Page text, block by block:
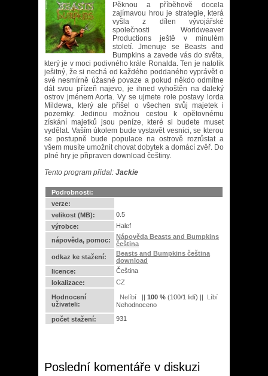
Pěknou a příběhově docela
zajímavou hrou je strategie, která
vyšla z dílen vývojářské
společnosti Worldweaver
Productions ještě v minulém
století. Jmenuje se Beasts and
Bumpkins a zavede vás do světa,
který je v moci podivného krále Ronalda. Ten je natolik
ješitný, že si nechá od každého poddaného vyprávět o
své nesmírně úžasné povaze a pokud někdo odmítne
dát svou přízeň najevo, je ihned vyhoštěn na daleký
ostrov jménem Aorta. Vy se ujmete role postavy lorda
Mildewa, který ale přišel o všechen svůj majetek i
pozemky. Jedinou možnou cestou k opětovnému
získání majetků jsou peníze, které si budete muset
vydělat. Vaším úkolem bude vystavět vesnici, se kterou
se postupně bude populace na ostrově rozrůstat a
všem musíte umožnit chovat dobytek a domácí zvěř. Do
plné hry je připraven download češtiny.
Tento program přidal: Jackie
Podrobnosti:
verze:
velikost (MB):
0.5
výrobce:
Halef
nápověda, pomoc:
Nápověda Beasts and Bumpkins
čeština
odkaz ke stažení:
Beasts and Bumpkins čeština
download
licence:
Čeština
lokalizace:
CZ
Hodnocení
uživateli:
|| 100 % (100/1 lidí) ||
Nehodnoceno
počet stažení:
931
Poslední komentáře v diskuzi